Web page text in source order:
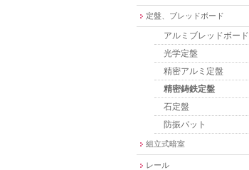
定盤、ブレッドボード
アルミブレッドボード
光学定盤
精密アルミ定盤
精密鋳鉄定盤
石定盤
防振パット
組立式暗室
レール